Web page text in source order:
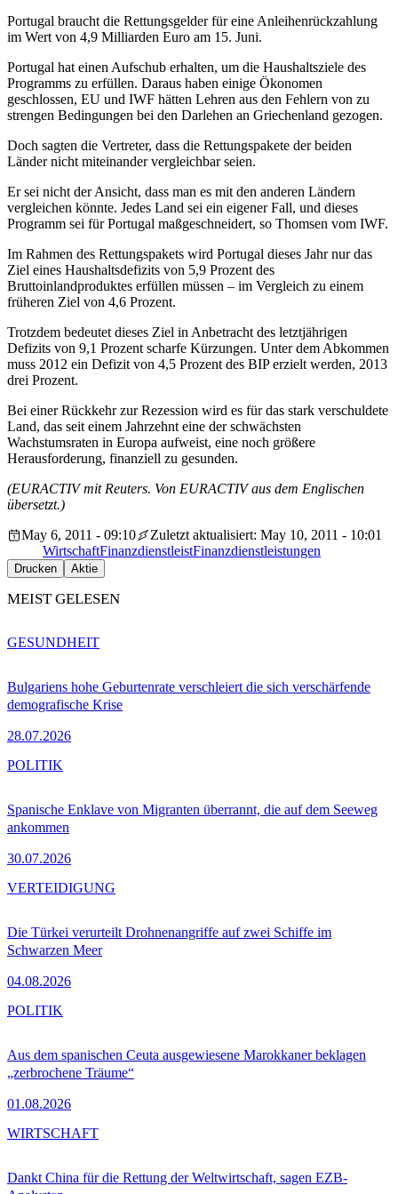
Portugal braucht die Rettungsgelder für eine Anleihenrückzahlung
im Wert von 4,9 Milliarden Euro am 15. Juni.
Portugal hat einen Aufschub erhalten, um die Haushaltsziele des
Programms zu erfüllen. Daraus haben einige Ökonomen
geschlossen, EU und IWF hätten Lehren aus den Fehlern von zu
strengen Bedingungen bei den Darlehen an Griechenland gezogen.
Doch sagten die Vertreter, dass die Rettungspakete der beiden
Länder nicht miteinander vergleichbar seien.
Er sei nicht der Ansicht, dass man es mit den anderen Ländern
vergleichen könnte. Jedes Land sei ein eigener Fall, und dieses
Programm sei für Portugal maßgeschneidert, so Thomsen vom IWF.
Im Rahmen des Rettungspakets wird Portugal dieses Jahr nur das
Ziel eines Haushaltsdefizits von 5,9 Prozent des
Bruttoinlandproduktes erfüllen müssen – im Vergleich zu einem
früheren Ziel von 4,6 Prozent.
Trotzdem bedeutet dieses Ziel in Anbetracht des letztjährigen
Defizits von 9,1 Prozent scharfe Kürzungen. Unter dem Abkommen
muss 2012 ein Defizit von 4,5 Prozent des BIP erzielt werden, 2013
drei Prozent.
Bei einer Rückkehr zur Rezession wird es für das stark verschuldete
Land, das seit einem Jahrzehnt eine der schwächsten
Wachstumsraten in Europa aufweist, eine noch größere
Herausforderung, finanziell zu gesunden.
(EURACTIV mit Reuters. Von EURACTIV aus dem Englischen
übersetzt.)
May 6, 2011 - 09:10
Zuletzt aktualisiert: May 10, 2011 - 10:01
WirtschaftFinanzdienstleistFinanzdienstleistungen
Drucken Aktie
MEIST GELESEN
Bulgariens hohe Geburtenrate verschleiert die sich verschärfende
demografische Krise
28.07.2026
GESUNDHEIT
Spanische Enklave von Migranten überrannt, die auf dem Seeweg
ankommen
30.07.2026
POLITIK
Die Türkei verurteilt Drohnenangriffe auf zwei Schiffe im
Schwarzen Meer
04.08.2026
VERTEIDIGUNG
Aus dem spanischen Ceuta ausgewiesene Marokkaner beklagen
„zerbrochene Träume“
01.08.2026
POLITIK
Dankt China für die Rettung der Weltwirtschaft, sagen EZB-
WIRTSCHAFT